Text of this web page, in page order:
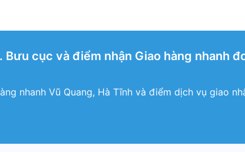
Bưu cục và điểm nhận Giao hàng nhanh
nhanh Vũ Quang, Hà Tĩnh và điểm dịch vụ giao